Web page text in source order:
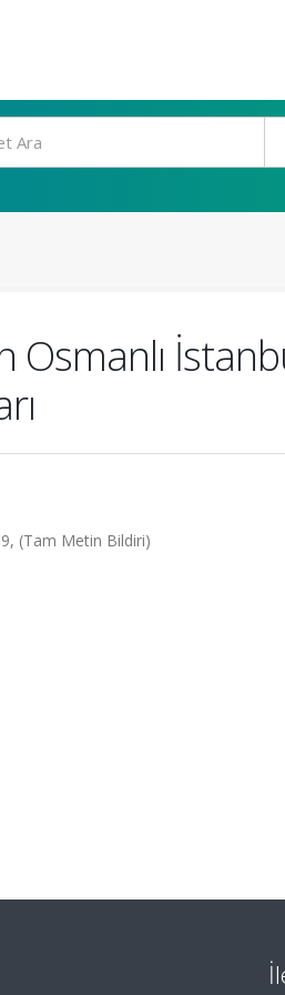
Osmanlı
(Tam Metin Bildiri)